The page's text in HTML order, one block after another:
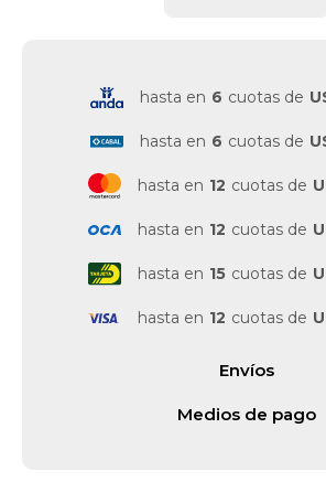
hasta en 6 cuotas de
hasta en 6 cuotas de
hasta en 12 cuotas de
hasta en 12 cuotas de
hasta en 15 cuotas de
hasta en 12 cuotas de
Envíos
Medios de pago